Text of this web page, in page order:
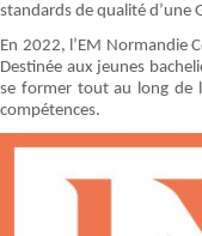
standards de qualité d’une
En 2022, l’EM Normandie
Destinée aux jeunes
se former tout au long de
compétences.